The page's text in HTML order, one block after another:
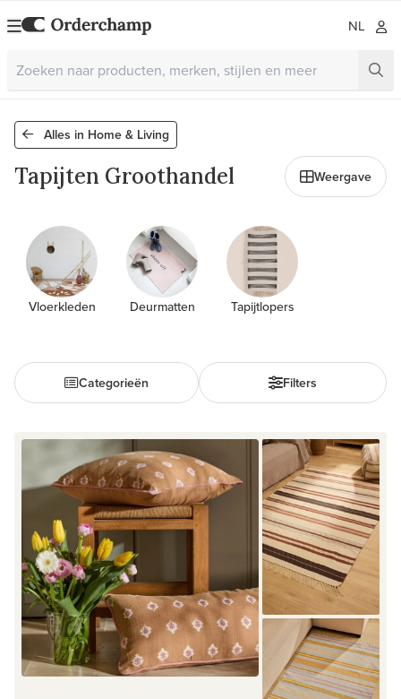
NL
Alles in Home & Living
Tapijten Groothandel Weergave
Vloerkleden Deurmatten Tapijtlopers
Categorieën Filters